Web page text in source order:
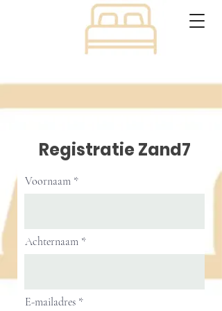
Registratie Zand7
Voornaam
Achternaam
E-mailadres